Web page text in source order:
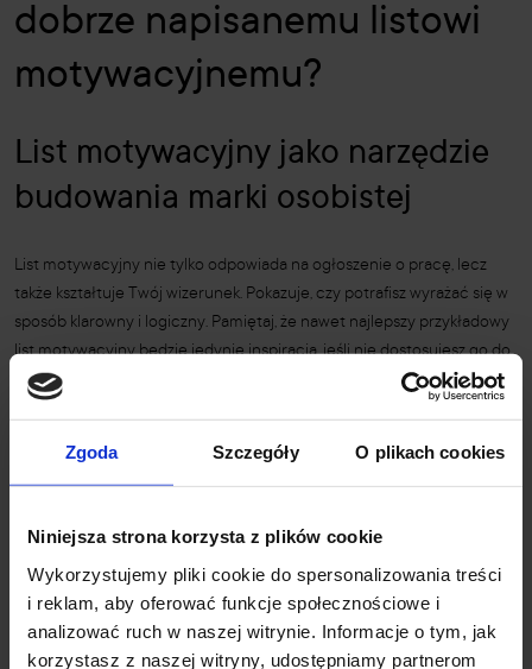
Zgoda Szczegóły O plikach cookies
Niniejsza strona korzysta z plików cookie
Wykorzystujemy pliki cookie do spersonalizowania treści
i reklam, aby oferować funkcje społecznościowe i
analizować ruch w naszej witrynie. Informacje o tym, jak
korzystasz z naszej witryny, udostępniamy partnerom
dobrze napisanemu listowi
motywacyjnemu?
List motywacyjny jako narzędzie
budowania marki osobistej
List motywacyjny nie tylko odpowiada na ogłoszenie o pracę, lecz
także kształtuje Twój wizerunek. Pokazuje, czy potrafisz wyrażać się w
sposób klarowny i logiczny. Pamiętaj, że nawet najlepszy przykładowy
list motywacyjny będzie jedynie inspiracją, jeśli nie dostosujesz go do
swojej osobowości.
niemu poznają Twój sposób myślenia, hierarchię wartości oraz kulturę
Dostosuj treść do branży i
stanowiska